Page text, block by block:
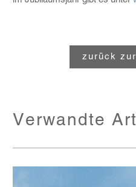
zurück
Verwandte